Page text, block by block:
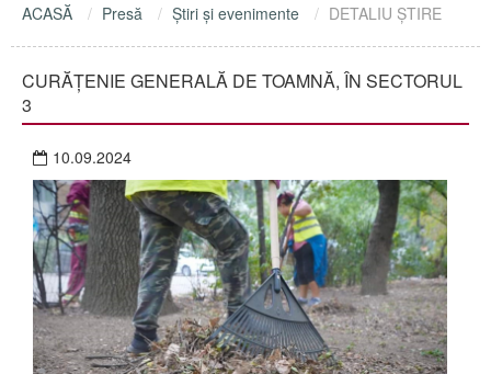
ACASĂ Presă Ştiri şi evenimente DETALIU ŞTIRE
CURĂȚENIE GENERALĂ DE TOAMNĂ, ÎN SECTORUL
3
10.09.2024